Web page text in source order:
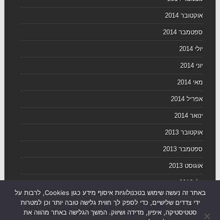
אוקטובר 2014
ספטמבר 2014
יולי 2014
יוני 2014
מאי 2014
אפריל 2014
ינואר 2014
אוקטובר 2013
ספטמבר 2013
אוגוסט 2013
יולי 2013
באתר זה נעשה שימוש בטכנולוגיות איסוף מידע כגון Cookies, לרבות על
ידי צדדים שלישיים, כדי לספק לך חווית גלישה טובה יותר וכן למטרות
סטטיסטיקה, איפיון, מדידה ושיווק. המשך הגלישה באתר מהווה את